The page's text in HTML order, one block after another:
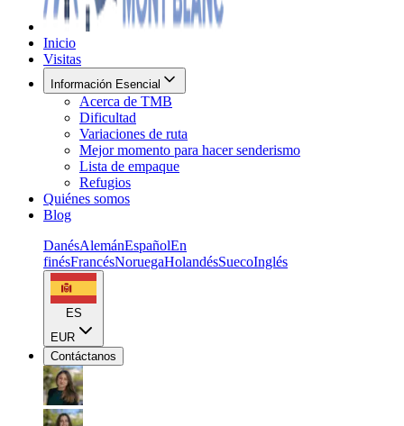
Inicio
Visitas
Información Esencial
Acerca de TMB
Dificultad
Variaciones de ruta
Mejor momento para hacer senderismo
Lista de empaque
Refugios
Quiénes somos
Blog
DanésAlemánEspañolEn
finésFrancésNoruegaHolandésSuecoInglés
ES
EUR
Contáctanos